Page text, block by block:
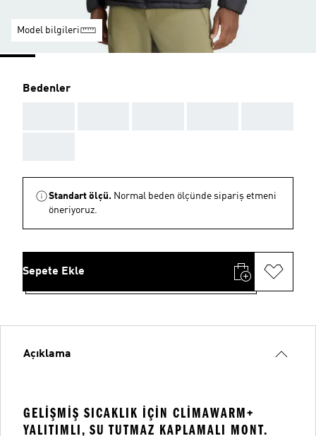
Model bilgileri
Bedenler
Standart ölçü. Normal beden ölçünde sipariş etmeni
öneriyoruz.
Sepete Ekle
Açıklama
GELIŞMIŞ SICAKLIK IÇIN CLIMAWARM+
YALITIMLI, SU TUTMAZ KAPLAMALI MONT.